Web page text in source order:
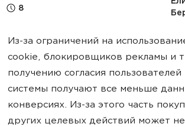
8
Из-за ограничений на
cookie, блокировщиков рекламы и
получению согласия
системы получают все меньше
конверсиях. Из-за этого часть
других целевых действий может не